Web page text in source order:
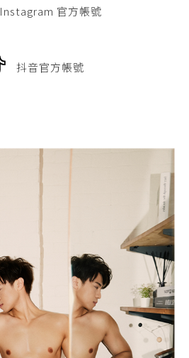
Instagram 官方帳號
抖音官方帳號